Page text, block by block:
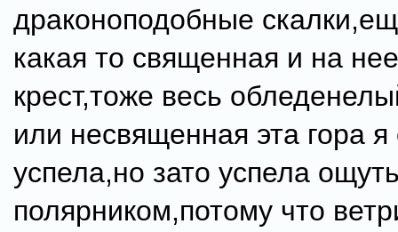
драконоподобные
какая то священная и на
крест,тоже весь
или несвященная эта гора
успела,но зато успела
полярником,потому что